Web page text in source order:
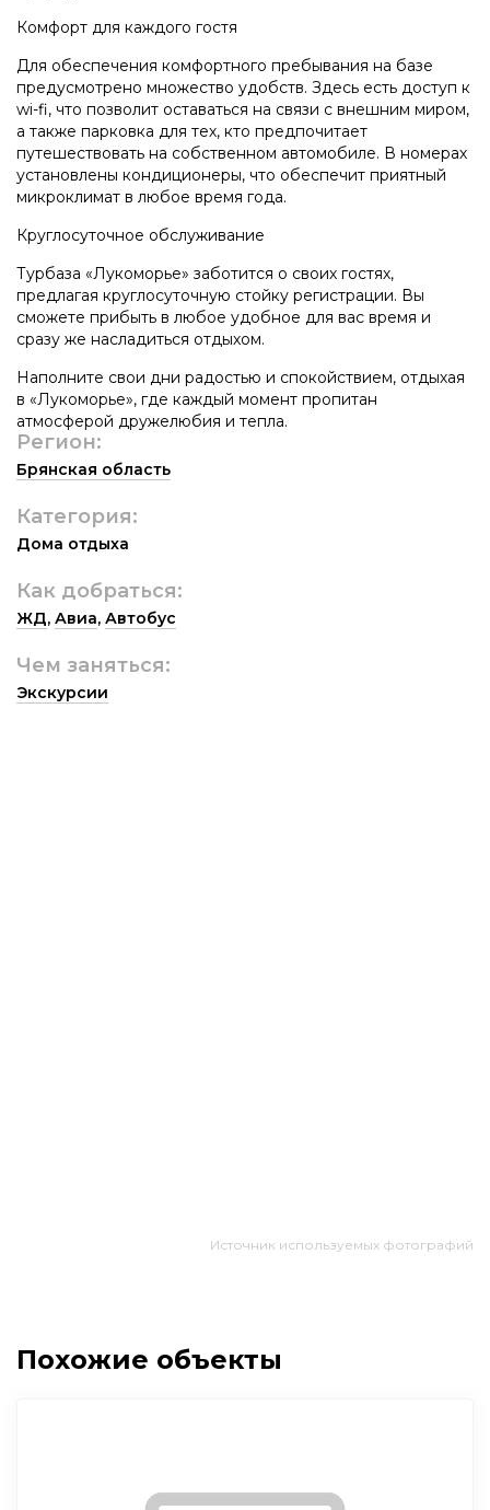
Комфорт для каждого гостя
Для обеспечения комфортного пребывания на базе
предусмотрено множество удобств. Здесь есть доступ к
wi-fi, что позволит оставаться на связи с внешним миром,
а также парковка для тех, кто предпочитает
путешествовать на собственном автомобиле. В номерах
установлены кондиционеры, что обеспечит приятный
микроклимат в любое время года.
Круглосуточное обслуживание
Турбаза «Лукоморье» заботится о своих гостях,
предлагая круглосуточную стойку регистрации. Вы
сможете прибыть в любое удобное для вас время и
сразу же насладиться отдыхом.
Наполните свои дни радостью и спокойствием, отдыхая
в «Лукоморье», где каждый момент пропитан
атмосферой дружелюбия и тепла.
Регион:
Брянская область
Категория:
Дома отдыха
Как добраться:
ЖД, Авиа, Автобус
Чем заняться:
Экскурсии
Источник используемых фотографий
Похожие объекты